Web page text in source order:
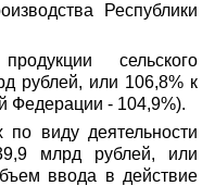
Республики
сельского
рублей, или 106,8% к
Федерации - 104,9%).
виду деятельности
млрд рублей, или
ввода в действие